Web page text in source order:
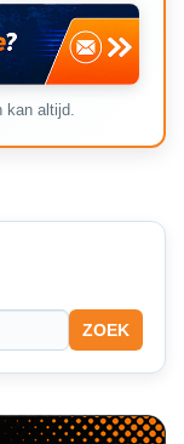
altijd.
ZOEK